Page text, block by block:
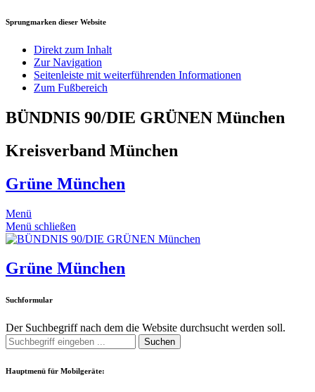
Sprungmarken dieser Website
Direkt zum Inhalt
Zur Navigation
Seitenleiste mit weiterführenden Informationen
Zum Fußbereich
BÜNDNIS 90/DIE GRÜNEN München
Kreisverband München
Grüne München
Menü
Menü schließen
Grüne München
Suchformular
Der Suchbegriff nach dem die Website durchsucht werden soll.
Suchen
Hauptmenü für Mobilgeräte: